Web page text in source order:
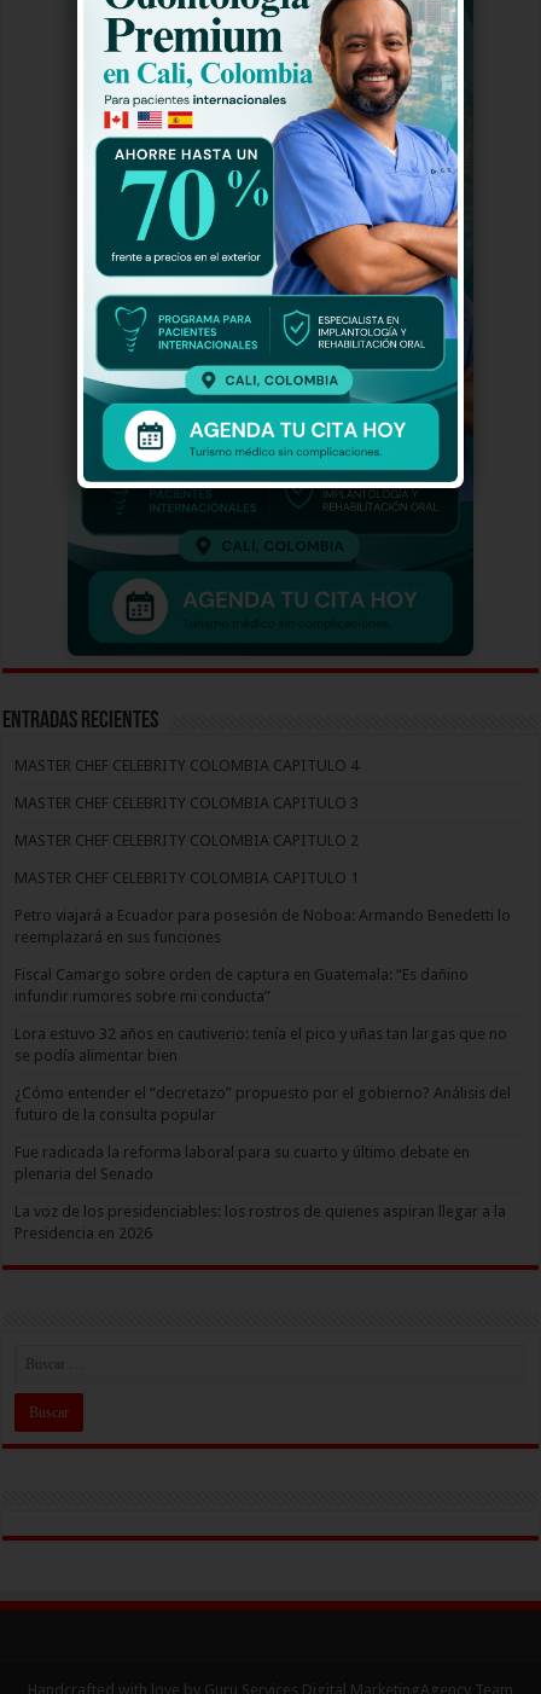
Entradas recientes
MASTER CHEF CELEBRITY COLOMBIA CAPITULO 4
MASTER CHEF CELEBRITY COLOMBIA CAPITULO 3
MASTER CHEF CELEBRITY COLOMBIA CAPITULO 2
MASTER CHEF CELEBRITY COLOMBIA CAPITULO 1
Petro viajará a Ecuador para posesión de Noboa: Armando Benedetti lo
reemplazará en sus funciones
Fiscal Camargo sobre orden de captura en Guatemala: “Es dañino
infundir rumores sobre mi conducta”
Lora estuvo 32 años en cautiverio: tenía el pico y uñas tan largas que no
se podía alimentar bien
¿Cómo entender el “decretazo” propuesto por el gobierno? Análisis del
futuro de la consulta popular
Fue radicada la reforma laboral para su cuarto y último debate en
plenaria del Senado
La voz de los presidenciables: los rostros de quienes aspiran llegar a la
Presidencia en 2026
Handcrafted with love by Guru Services Digital MarketingAgency Team